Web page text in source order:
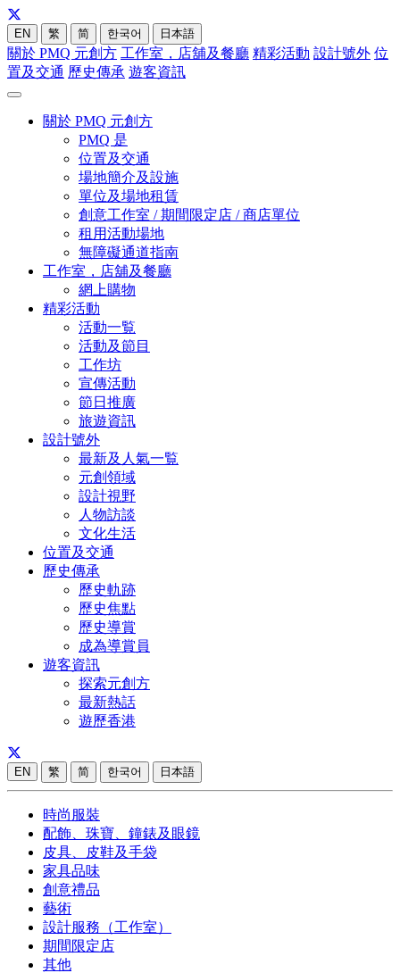
EN 繁 简 한국어 日本語
關於 PMQ 元創方 工作室，店舖及餐廳 精彩活動 設計號外 位
置及交通 歷史傳承 遊客資訊
關於 PMQ 元創方
PMQ 是
位置及交通
場地簡介及設施
單位及場地租賃
創意工作室 / 期間限定店 / 商店單位
租用活動場地
無障礙通道指南
工作室，店舖及餐廳
網上購物
精彩活動
活動一覧
活動及節目
工作坊
宣傳活動
節日推廣
旅遊資訊
設計號外
最新及人氣一覧
元創領域
設計視野
人物訪談
文化生活
位置及交通
歷史傳承
歷史軌跡
歷史焦點
歷史導賞
成為導賞員
遊客資訊
探索元創方
最新熱話
遊歷香港
EN 繁 简 한국어 日本語
時尚服裝
配飾、珠寶、鐘錶及眼鏡
皮具、皮鞋及手袋
家具品味
創意禮品
藝術
設計服務（工作室）
期間限定店
其他